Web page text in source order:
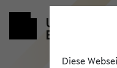
Diese